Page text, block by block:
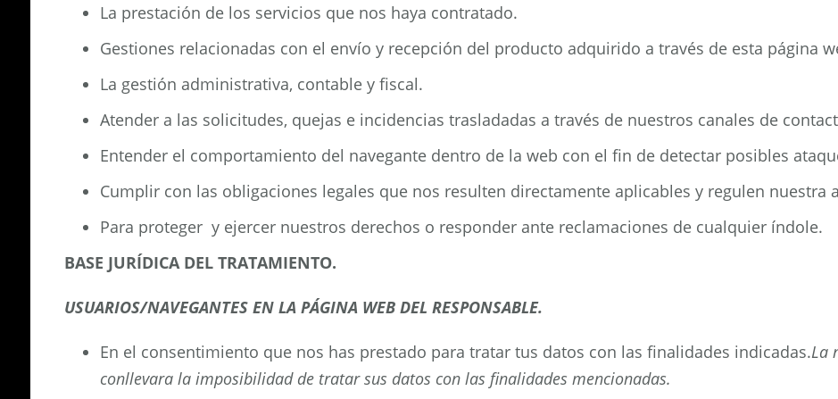
La prestación de los servicios que nos haya contratado.
Gestiones relacionadas con el envío y recepción del producto adquirido a través de esta página
La gestión administrativa, contable y fiscal.
Atender a las solicitudes, quejas e incidencias trasladadas a través de nuestros canales de
Entender el comportamiento del navegante dentro de la web con el fin de detectar posibles
Cumplir con las obligaciones legales que nos resulten directamente aplicables y regulen nuestra
Para proteger y ejercer nuestros derechos o responder ante reclamaciones de cualquier índole.
BASE JURÍDICA DEL TRATAMIENTO.
USUARIOS/NAVEGANTES EN LA PÁGINA WEB DEL RESPONSABLE.
En el consentimiento que nos has prestado para tratar tus datos con las finalidades indicadas.La
conllevara la imposibilidad de tratar sus datos con las finalidades mencionadas.